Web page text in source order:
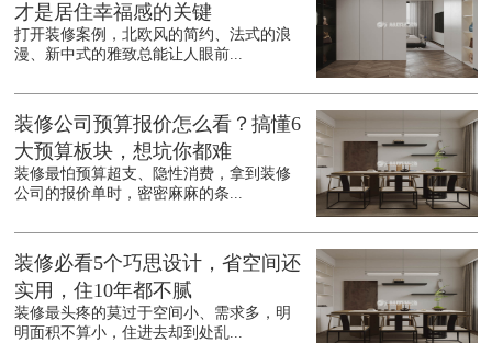
才是居住幸福感的关键
打开装修案例，北欧风的简约、法式的浪
漫、新中式的雅致总能让人眼前...
装修公司预算报价怎么看？搞懂6
大预算板块，想坑你都难
装修最怕预算超支、隐性消费，拿到装修
公司的报价单时，密密麻麻的条...
装修必看5个巧思设计，省空间还
实用，住10年都不腻
装修最头疼的莫过于空间小、需求多，明
明面积不算小，住进去却到处乱...